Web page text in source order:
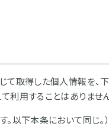
て取得した個人情報を
利用することはありません
以下本条において同じ。